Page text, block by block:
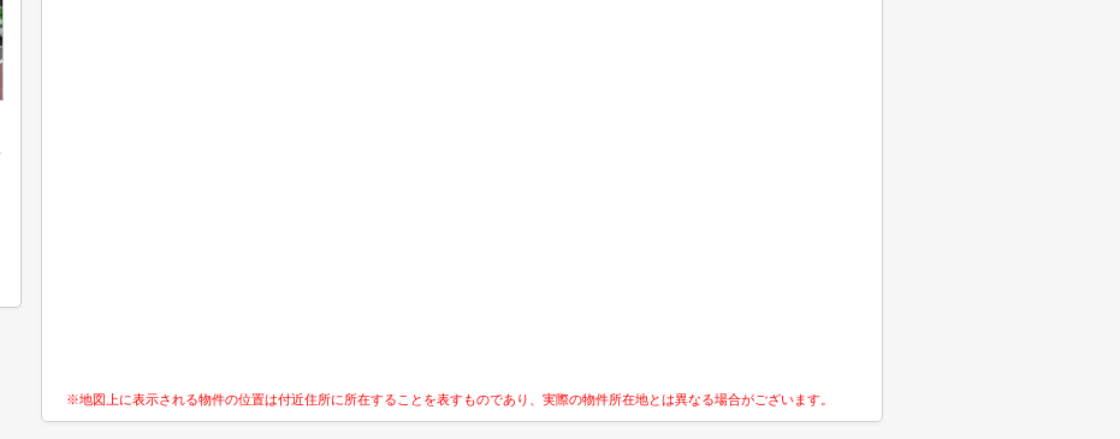
※地図上に表示される物件の位置は付近住所に所在することを表すものであり、実際の物件所在地とは異なる場合がございます。